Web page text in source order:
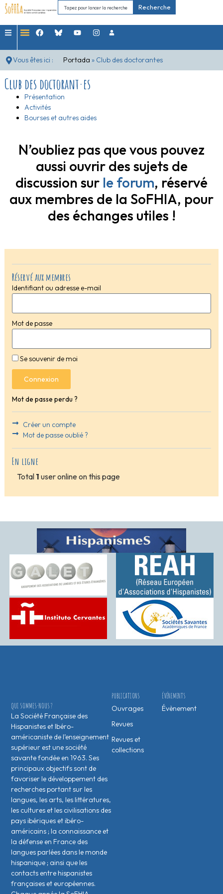
Recherche
Vous êtes ici : Portada » Club des doctorant·es
Réservé aux membres
Identifiant ou adresse e-mail
Mot de passe
Se souvenir de moi
Connexion
Mot de passe perdu ?
Créer un compte
Mot de passe oublié ?
En ligne
Total 1 user online on this page
Club des doctorant·es
Présentation
Activités
Bourses et autres aides
N’oubliez pas que vous pouvez
aussi ouvrir des sujets de
discussion sur le forum, réservé
aux membres de la SoFHIA, pour
des échanges utiles !
ÉVÉNEMENTS
Évènement
PUBLICATIONS
Ouvrages
Revues
Revues et
collections
QUI SOMMES-NOUS ?
La Société Française des
Hispanistes et Ibéro-
américaniste de l’enseignement
supérieur est une société
savante fondée en 1963. Ses
principaux objectifs sont de
favoriser le développement des
recherches portant sur les
langues, les arts, les littératures,
les cultures et les civilisations des
pays ibériques et ibéro-
américains ; la connaissance et
la défense en France des
langues parlées dans le monde
hispanique ; ainsi que les
contacts entre hispanistes
français·es et européen·nes.